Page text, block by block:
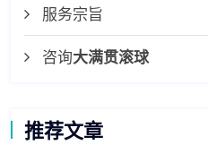
服务宗旨
咨询大满贯滚球
推荐文章